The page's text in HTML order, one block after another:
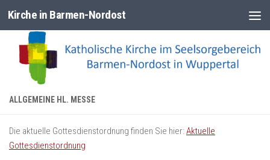
Zum Inhalt springen
Kirche in Barmen-Nordost
ALLGEMEINE HL. MESSE
Die aktuelle Gottesdienstordnung finden Sie hier: Aktuelle
Gottesdienstordnung